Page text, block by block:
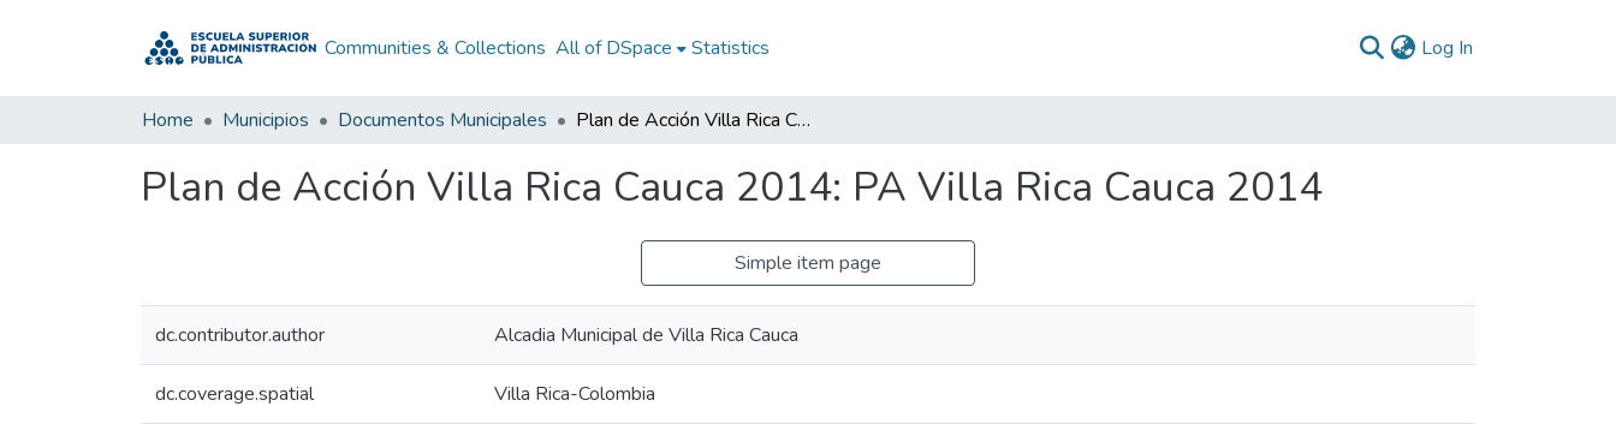
Communities & Collections All of DSpace Statistics Log In
Home Municipios Documentos Municipales Plan de Acción Villa Rica Cauca 2014: PA Villa Rica Cauca 2014
Plan de Acción Villa Rica Cauca 2014: PA Villa Rica Cauca 2014
Simple item page
dc.contributor.author Alcadia Municipal de Villa Rica Cauca
dc.coverage.spatial Villa Rica-Colombia